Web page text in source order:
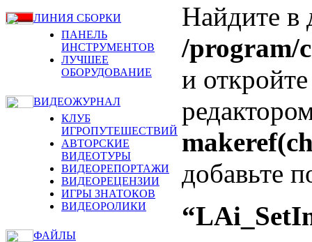
ЛИНИЯ СБОРКИ
ПАНЕЛЬ
ИНСТРУМЕНТОВ
ЛУЧШЕЕ
ОБОРУДОВАНИЕ
ВИДЕОЖУРНАЛ
КЛУБ
ИГРОПУТЕШЕСТВИЙ
АВТОРСКИЕ
ВИДЕОТУРЫ
ВИДЕОРЕПОРТАЖИ
ВИДЕОРЕЦЕНЗИИ
ИГРЫ ЗНАТОКОВ
ВИДЕОРОЛИКИ
ФАЙЛЫ
Найдите в
/program/
и
добавьте